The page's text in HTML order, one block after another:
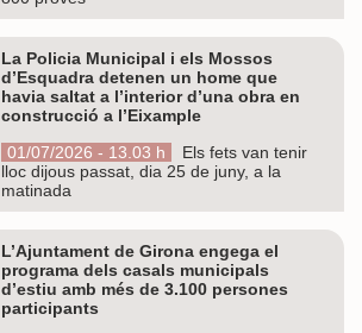
La Policia Municipal i els Mossos
d’Esquadra detenen un home que
havia saltat a l’interior d’una obra en
construcció a l’Eixample
01/07/2026 - 13.03 h
Els fets van tenir
lloc dijous passat, dia 25 de juny, a la
matinada
L’Ajuntament de Girona engega el
programa dels casals municipals
d’estiu amb més de 3.100 persones
participants